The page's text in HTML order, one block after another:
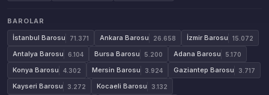
BAROLAR
İstanbul Barosu
71.371 Ankara Barosu 26.658 İzmir Barosu 15.072
Antalya Barosu 6.104 Bursa Barosu 5.200 Adana Barosu 5.170
Konya Barosu 4.302 Mersin Barosu 3.924 Gaziantep Barosu 3.717
Kayseri Barosu 3.272 Kocaeli Barosu 3.132